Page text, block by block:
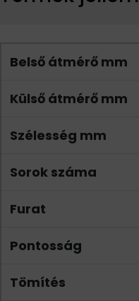
Belső átmérő mm
Külső átmérő mm
Szélesség mm
Sorok száma
Furat
Pontosság
Tömítés